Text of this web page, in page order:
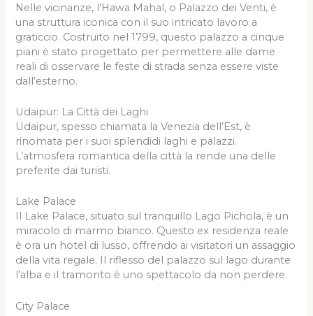
Nelle vicinanze, l’Hawa Mahal, o Palazzo dei Venti, è
una struttura iconica con il suo intricato lavoro a
graticcio. Costruito nel 1799, questo palazzo a cinque
piani è stato progettato per permettere alle dame
reali di osservare le feste di strada senza essere viste
dall’esterno.
Udaipur: La Città dei Laghi
Udaipur, spesso chiamata la Venezia dell’Est, è
rinomata per i suoi splendidi laghi e palazzi.
L’atmosfera romantica della città la rende una delle
preferite dai turisti.
Lake Palace
Il Lake Palace, situato sul tranquillo Lago Pichola, è un
miracolo di marmo bianco. Questo ex residenza reale
è ora un hotel di lusso, offrendo ai visitatori un assaggio
della vita regale. Il riflesso del palazzo sul lago durante
l’alba e il tramonto è uno spettacolo da non perdere.
City Palace